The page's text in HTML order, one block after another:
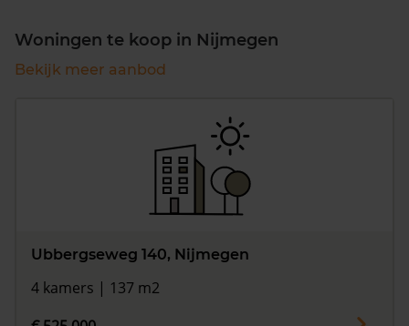
Woningen te koop in Nijmegen
Bekijk meer aanbod
Ubbergseweg 140, Nijmegen
4 kamers | 137 m2